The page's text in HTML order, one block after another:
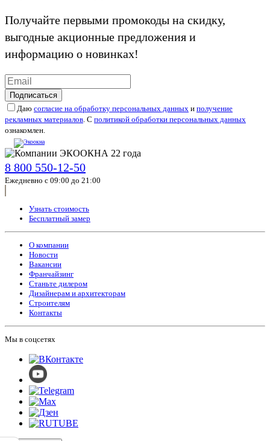
Получайте первыми промокоды на скидку,
выгодные акционные предложения и
информацию о новинках!
Подписаться
Даю согласие на обработку персональных данных и получение
рекламных материалов. С политикой обработки персональных данных
ознакомлен.
8 800 550-12-50
Ежедневно с 09:00 до 21:00
Узнать стоимость
Бесплатный замер
О компании
Новости
Вакансии
Франчайзинг
Станьте дилером
Дизайнерам и архитекторам
Строителям
Контакты
Мы в соцсетях